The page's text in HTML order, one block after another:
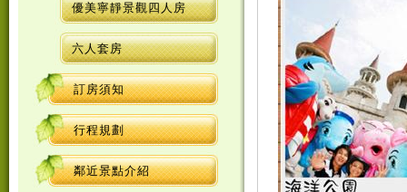
優美寧靜景觀四人房
六人套房
訂房須知
行程規劃
鄰近景點介紹